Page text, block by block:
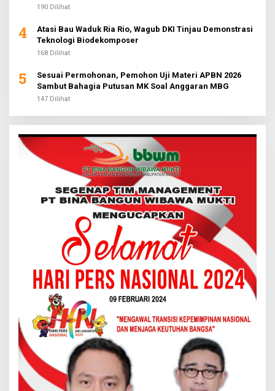
190 Dilihat
4
Atasi Bau Waduk Ria Rio, Wagub DKI Tinjau Demonstrasi
Teknologi Biodekomposer
168 Dilihat
5
Sesuai Permohonan, Pemohon Uji Materi APBN 2026
Sambut Bahagia Putusan MK Soal Anggaran MBG
147 Dilihat